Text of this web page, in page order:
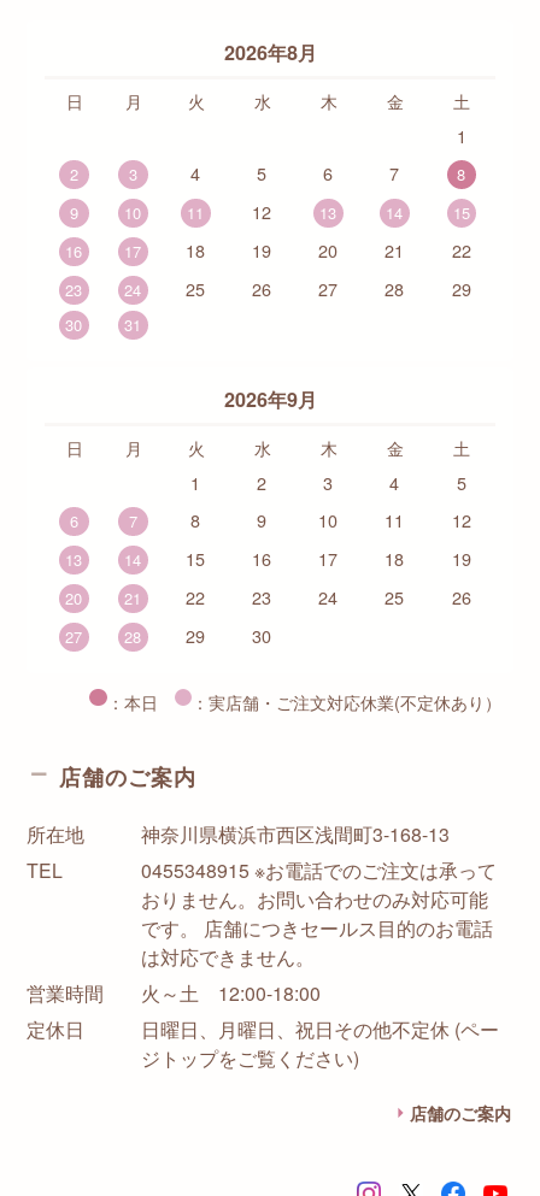
2026年8月
日 月 火 水 木 金
土
1
2 3 4 5 6 7
8
9
10 11 12 13 14
15
16
17 18 19 20 21 22
23 24 25 26 27 28 29
30 31
2026年9月
日 月 火 水 木 金
土
1
2 3 4 5
6 7 8 9 10 11 12
13 14 15 16 17 18 19
20 21 22 23 24 25 26
27 28 29 30
：本日 ：実店舗・ご注文対応休業(不定休あり）
店舗のご案内
所在地
神奈川県横浜市西区浅間町3-168-13
TEL
0455348915 ※お電話でのご注文は承って
おりません。お問い合わせのみ対応可能
です。 店舗につきセールス目的のお電話
は対応できません。
営業時間
火～土 12:00-18:00
定休日
日曜日、月曜日、祝日その他不定休 (ペー
ジトップをご覧ください)
店舗のご案内